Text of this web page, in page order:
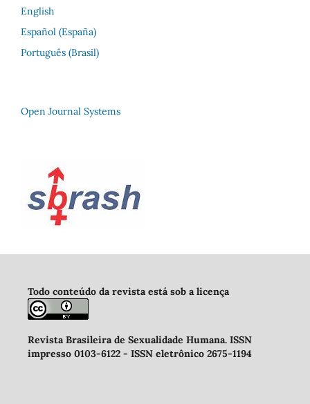
English
Español (España)
Português (Brasil)
Open Journal Systems
Todo conteúdo da revista está sob a licença
Revista Brasileira de Sexualidade Humana. ISSN
impresso 0103-6122 - ISSN eletrônico 2675-1194